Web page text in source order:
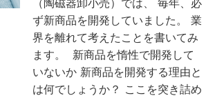
ず新商品を開発していました。 業
界を離れて考えたことを書いてみ
ます。 新商品を惰性で開発して
いないか 新商品を開発する理由と
は何でしょうか？ ここを突き詰め